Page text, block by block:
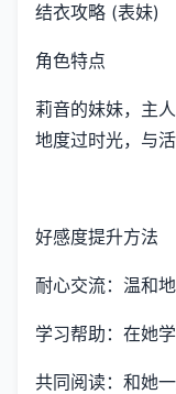
结衣攻略 (表妹)
角色特点
莉音的妹妹，主
地度过时光，与
好感度提升方法
耐心交流：温和
学习帮助：在她
共同阅读：和她